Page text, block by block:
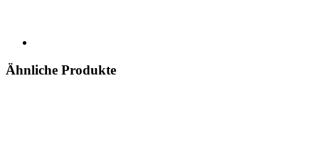
Ähnliche Produkte